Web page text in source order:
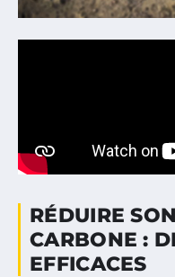
RÉDUIRE
CARBONE :
EFFICACES